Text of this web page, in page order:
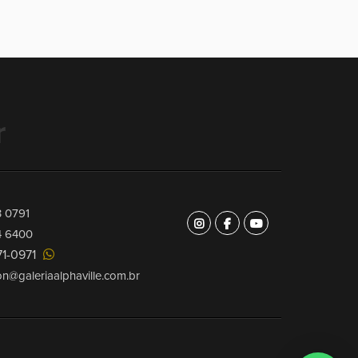
0791
6400
0971